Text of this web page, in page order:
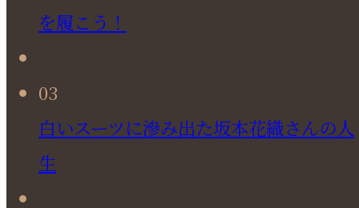
を履こう！
03
白いスーツに滲み出た坂本花織さんの人
生